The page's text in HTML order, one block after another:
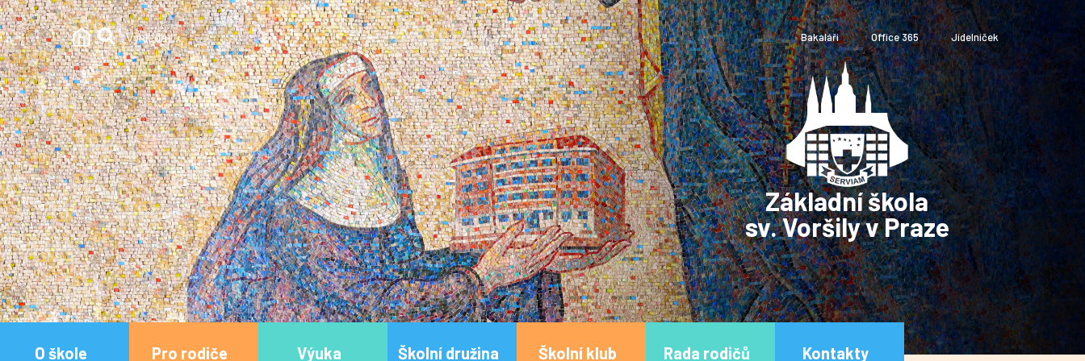
Bakaláři Office 365 Jídelníček
Základní škola
sv. Voršily v Praze
O škole Pro rodiče Výuka Školní družina Školní klub Rada rodičů Kontakty